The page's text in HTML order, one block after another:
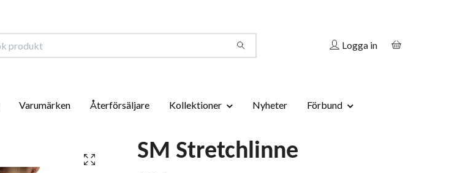
Logga in
Varumärken Återförsäljare Kollektioner Nyheter Förbund
SM Stretchlinne